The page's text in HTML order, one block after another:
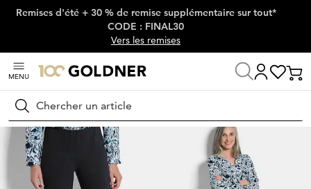
Passer la navigation, aller directement au contenu
Remises d'été + 30 % de remise supplémentaire sur tout*
CODE : FINAL30
Vers les remises
MENU
Rechercher
Maison Mode femme Pantalons